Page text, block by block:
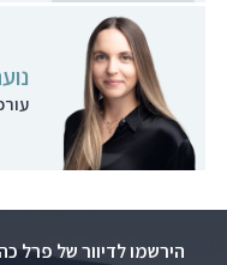
הירשמו לדיוור של פרל